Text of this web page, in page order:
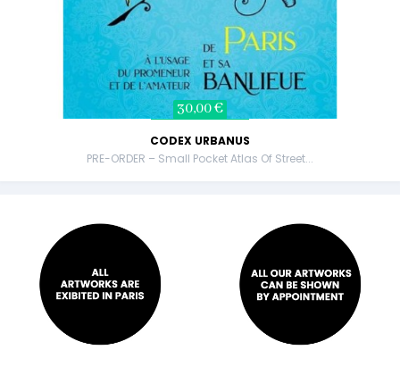
30,00 €
CODEX URBANUS
PRE-ORDER – Small Pocket Atlas Of Street...